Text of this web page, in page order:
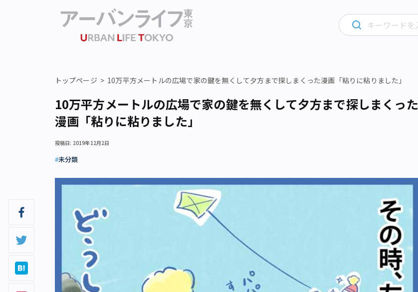
トップページ 10万平方メートルの広場で家の鍵を無くして夕方まで探しまくった漫画「粘りに粘りました」
10万平方メートルの広場で家の鍵を無くして夕方まで探しまくった
漫画「粘りに粘りました」
投稿日: 2019年12月2日
未分類